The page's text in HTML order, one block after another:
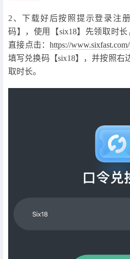
2、下载好后按照提示登录注
码】，使用【six18】先领取时
直接点击：https://
填写兑换码【six18】，并按照右
取时长。